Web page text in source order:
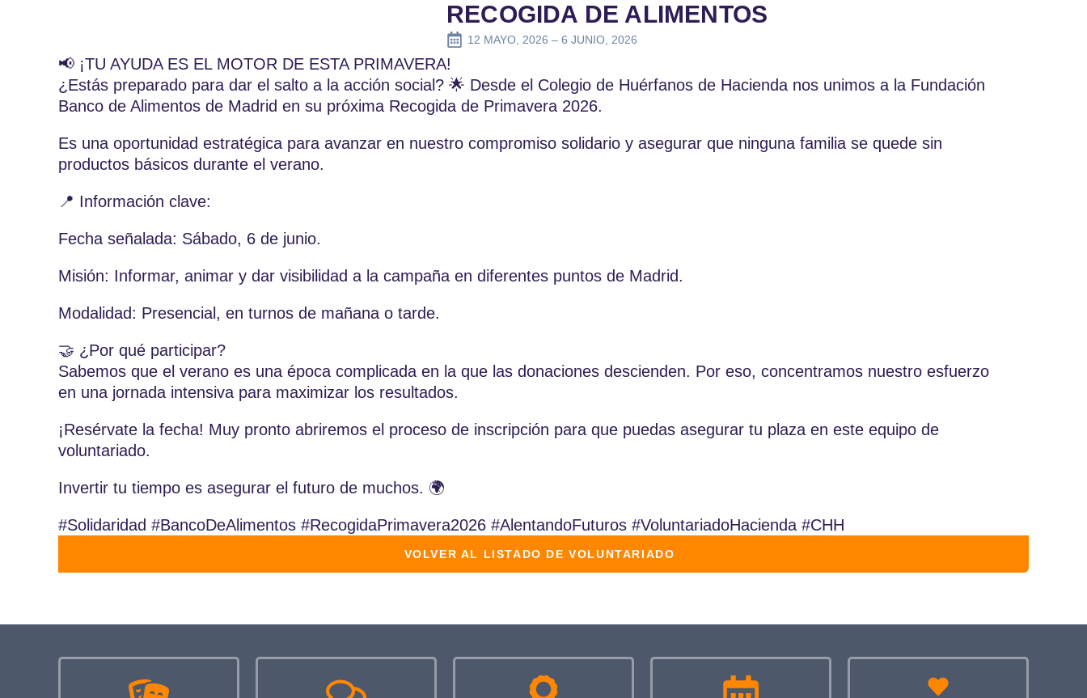
RECOGIDA DE ALIMENTOS
12 MAYO, 2026 – 6 JUNIO, 2026
📢 ¡TU AYUDA ES EL MOTOR DE ESTA PRIMAVERA!
¿Estás preparado para dar el salto a la acción social? 🌟 Desde el Colegio de Huérfanos de Hacienda nos unimos a la Fundación
Banco de Alimentos de Madrid en su próxima Recogida de Primavera 2026.
Es una oportunidad estratégica para avanzar en nuestro compromiso solidario y asegurar que ninguna familia se quede sin
productos básicos durante el verano.
📍 Información clave:
Fecha señalada: Sábado, 6 de junio.
Misión: Informar, animar y dar visibilidad a la campaña en diferentes puntos de Madrid.
Modalidad: Presencial, en turnos de mañana o tarde.
🤝 ¿Por qué participar?
Sabemos que el verano es una época complicada en la que las donaciones descienden. Por eso, concentramos nuestro esfuerzo
en una jornada intensiva para maximizar los resultados.
¡Resérvate la fecha! Muy pronto abriremos el proceso de inscripción para que puedas asegurar tu plaza en este equipo de
voluntariado.
Invertir tu tiempo es asegurar el futuro de muchos. 🌍
#Solidaridad #BancoDeAlimentos #RecogidaPrimavera2026 #AlentandoFuturos #VoluntariadoHacienda #CHH
VOLVER AL LISTADO DEVOLUNTARIADO